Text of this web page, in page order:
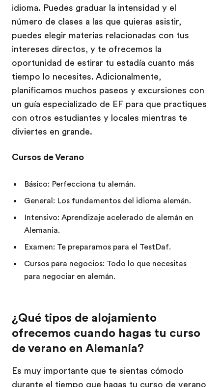
idioma. Puedes graduar la intensidad y el
número de clases a las que quieras asistir,
puedes elegir materias relacionadas con tus
intereses directos, y te ofrecemos la
oportunidad de estirar tu estadía cuanto más
tiempo lo necesites. Adicionalmente,
planificamos muchos paseos y excursiones con
un guía especializado de EF para que practiques
con otros estudiantes y locales mientras te
diviertes en grande.
Cursos de Verano
Básico: Perfecciona tu alemán.
General: Los fundamentos del idioma alemán.
Intensivo: Aprendizaje acelerado de alemán en
Alemania.
Examen: Te preparamos para el TestDaf.
Cursos para negocios: Todo lo que necesitas
para negociar en alemán.
¿Qué tipos de alojamiento
ofrecemos cuando hagas tu curso
de verano en Alemania?
Es muy importante que te sientas cómodo
durante el tiempo que hagas tu curso de verano